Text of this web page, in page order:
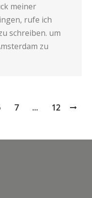
meiner
rufe ich
schreiben. um
zu
7 … 12